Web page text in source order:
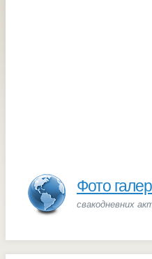
Фото
свакодневних